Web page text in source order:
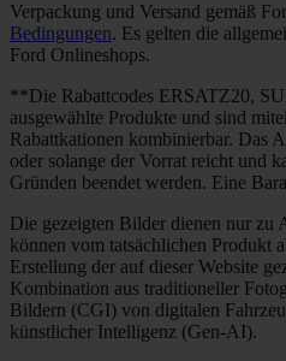
Verpackung und Versand gemäß
Bedingungen. Es gelten die
Ford Onlineshops.
**Die Rabattcodes ERSATZ20,
ausgewählte Produkte und sind
Rabattkationen kombinierbar. Das
oder solange der Vorrat reicht und
Gründen beendet werden. Eine
Die gezeigten Bilder dienen nur zu
können vom tatsächlichen Produkt
Erstellung der auf dieser Website
Kombination aus traditioneller
Bildern (CGI) von digitalen
künstlicher Intelligenz (Gen-AI).